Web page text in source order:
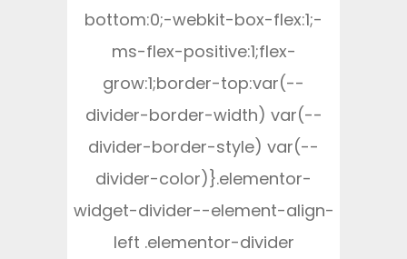
bottom:0;-webkit-box-flex:1;-
ms-flex-positive:1;flex-
grow:1;border-top:var(--
divider-border-width) var(--
divider-border-style) var(--
divider-color)}.elementor-
widget-divider--element-align-
left .elementor-divider